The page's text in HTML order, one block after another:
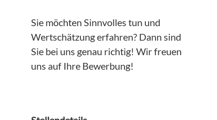
Sie möchten Sinnvolles tun und
Wertschätzung erfahren? Dann sind
Sie bei uns genau richtig! Wir freuen
uns auf Ihre Bewerbung!